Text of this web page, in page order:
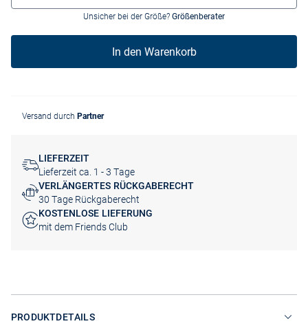
Unsicher bei der Größe? Größenberater
In den Warenkorb
Versand durch Partner
LIEFERZEIT
Lieferzeit ca. 1 - 3 Tage
VERLÄNGERTES RÜCKGABERECHT
30 Tage Rückgaberecht
KOSTENLOSE LIEFERUNG
mit dem Friends Club
PRODUKTDETAILS